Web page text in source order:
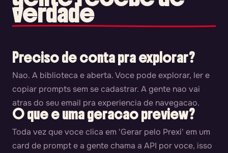
verdade
Preciso de conta pra explorar?
Nao. A biblioteca e aberta. Voce pode explorar, ler e
copiar prompts sem se cadastrar. A gente nao vai
atras do seu email pra experiencia de navegacao.
O que e uma geracao preview?
Toda vez que voce clica em 'Gerar pelo Prexi' em um
card de prompt e a gente chama a API por voce, isso